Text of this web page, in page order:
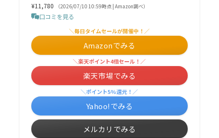
¥11,780
（2026/07/10 10:59時点 | Amazon調べ）
口コミを見る
＼毎日タイムセールが開催中！／
Amazonでみる
＼楽天ポイント4倍セール！／
楽天市場でみる
＼ポイント5%還元！／
Yahoo!でみる
メルカリでみる